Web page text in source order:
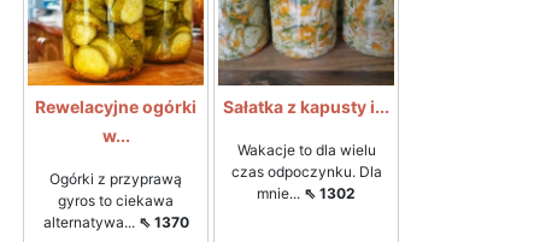
Rewelacyjne ogórki
w...
Ogórki z przyprawą
gyros to ciekawa
alternatywa... ⇖ 1370
Sałatka z kapusty i...
Wakacje to dla wielu
czas odpoczynku. Dla
mnie... ⇖ 1302